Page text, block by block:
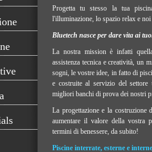
Progetta tu stesso la tua
l'illuminazione, lo spazio relax e
Bluetech nasce per dare vita ai
La nostra mission è infatti
assistenza tecnica e creatività, un
sogni, le vostre idee, in fatto di
e costruite al servizio del
migliori banchi di prova dei nostri
La progettazione e la
aumentare il valore della vostra
termini di benessere, da subito!
Piscine interrate, esterne e